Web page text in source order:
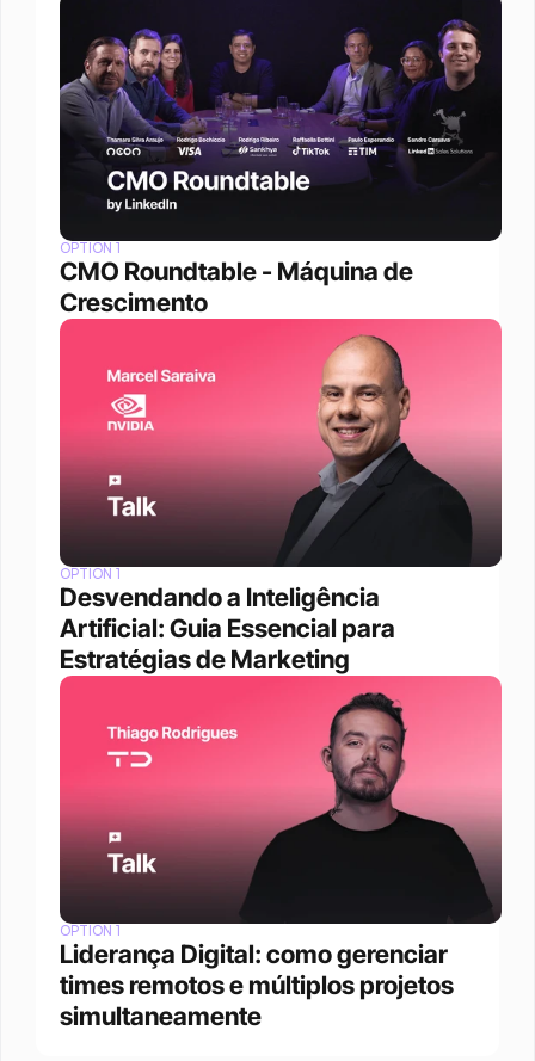
OPTION 1
CMO Roundtable - Máquina de
Crescimento
OPTION 1
Desvendando a Inteligência
Artificial: Guia Essencial para
Estratégias de Marketing
OPTION 1
Liderança Digital: como gerenciar
times remotos e múltiplos projetos
simultaneamente